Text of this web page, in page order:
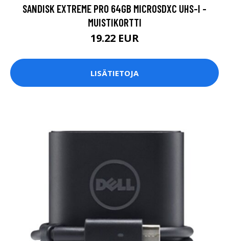
SANDISK EXTREME PRO 64GB MICROSDXC UHS-I -
MUISTIKORTTI
19.22 EUR
LISÄTIETOJA